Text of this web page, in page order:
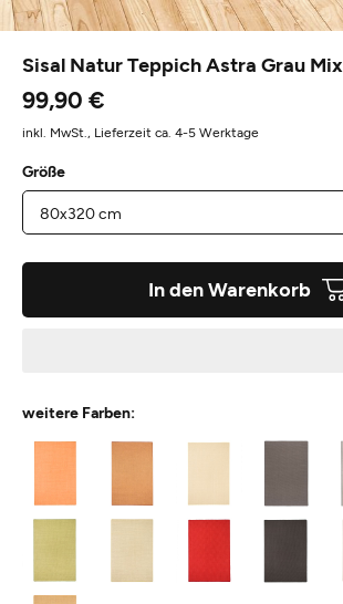
Sisal Natur Teppich Astra Grau Mix
99,90 €
inkl. MwSt., Lieferzeit ca. 4-5 Werktage
Größe
In den Warenkorb
weitere Farben: